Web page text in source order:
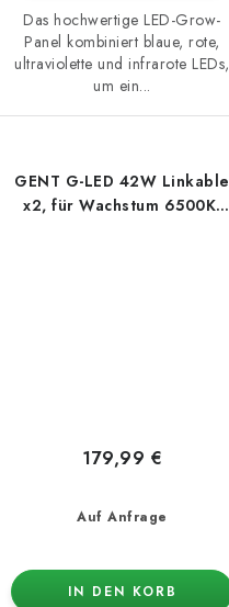
Das hochwertige LED-Grow-
Panel kombiniert blaue, rote,
ultraviolette und infrarote LEDs,
um ein...
GENT G-LED 42W Linkable
x2, für Wachstum 6500K,
Auf Anfrage
179,99 €
IN DEN KORB